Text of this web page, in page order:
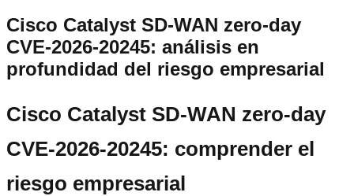
Cisco Catalyst SD-WAN zero-day
CVE-2026-20245: análisis en
profundidad del riesgo empresarial
Cisco Catalyst SD-WAN zero-day
CVE-2026-20245: comprender el
riesgo empresarial